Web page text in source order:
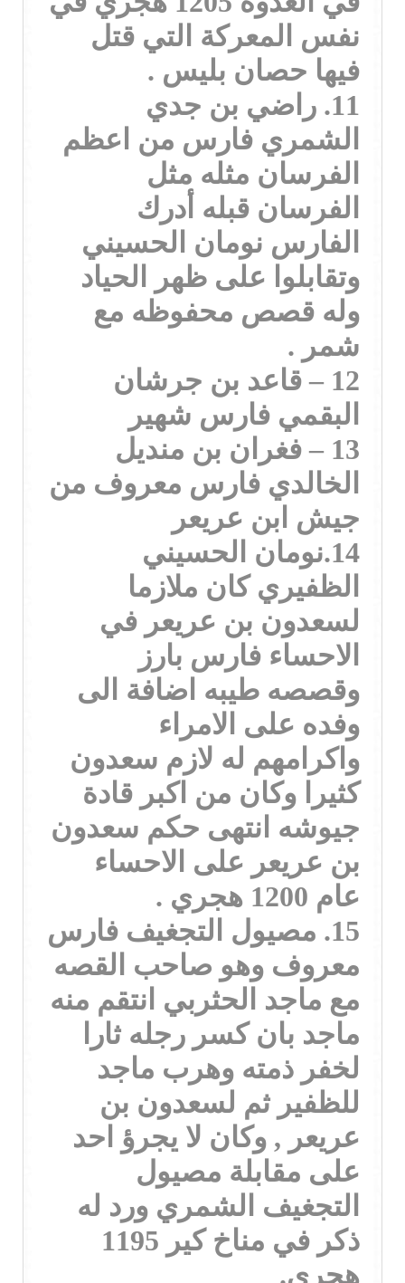
نفس المعركة التي قتل
فيها حصان بليس .
11. راضي بن جدي
الشمري فارس من اعظم
الفرسان مثله مثل
الفرسان قبله أدرك
الفارس نومان الحسيني
وتقابلوا على ظهر الحياد
وله قصص محفوظه مع
شمر .
12 – قاعد بن جرشان
البقمي فارس شهير
13 – فغران بن منديل
الخالدي فارس معروف من
جيش ابن عريعر
14.نومان الحسيني
الظفيري كان ملازما
لسعدون بن عريعر في
الاحساء فارس بارز
وقصصه طيبه اضافة الى
وفده على الامراء
واكرامهم له لازم سعدون
كثيرا وكان من اكبر قادة
جيوشه انتهى حكم سعدون
بن عريعر على الاحساء
عام 1200 هجري .
15. مصيول التجغيف فارس
معروف وهو صاحب القصه
مع ماجد الحثربي انتقم منه
ماجد بان كسر رجله ثارا
لخفر ذمته وهرب ماجد
للظفير ثم لسعدون بن
عريعر , وكان لا يجرؤ احد
على مقابلة مصيول
التجغيف الشمري ورد له
ذكر في مناخ كير 1195
هجري.